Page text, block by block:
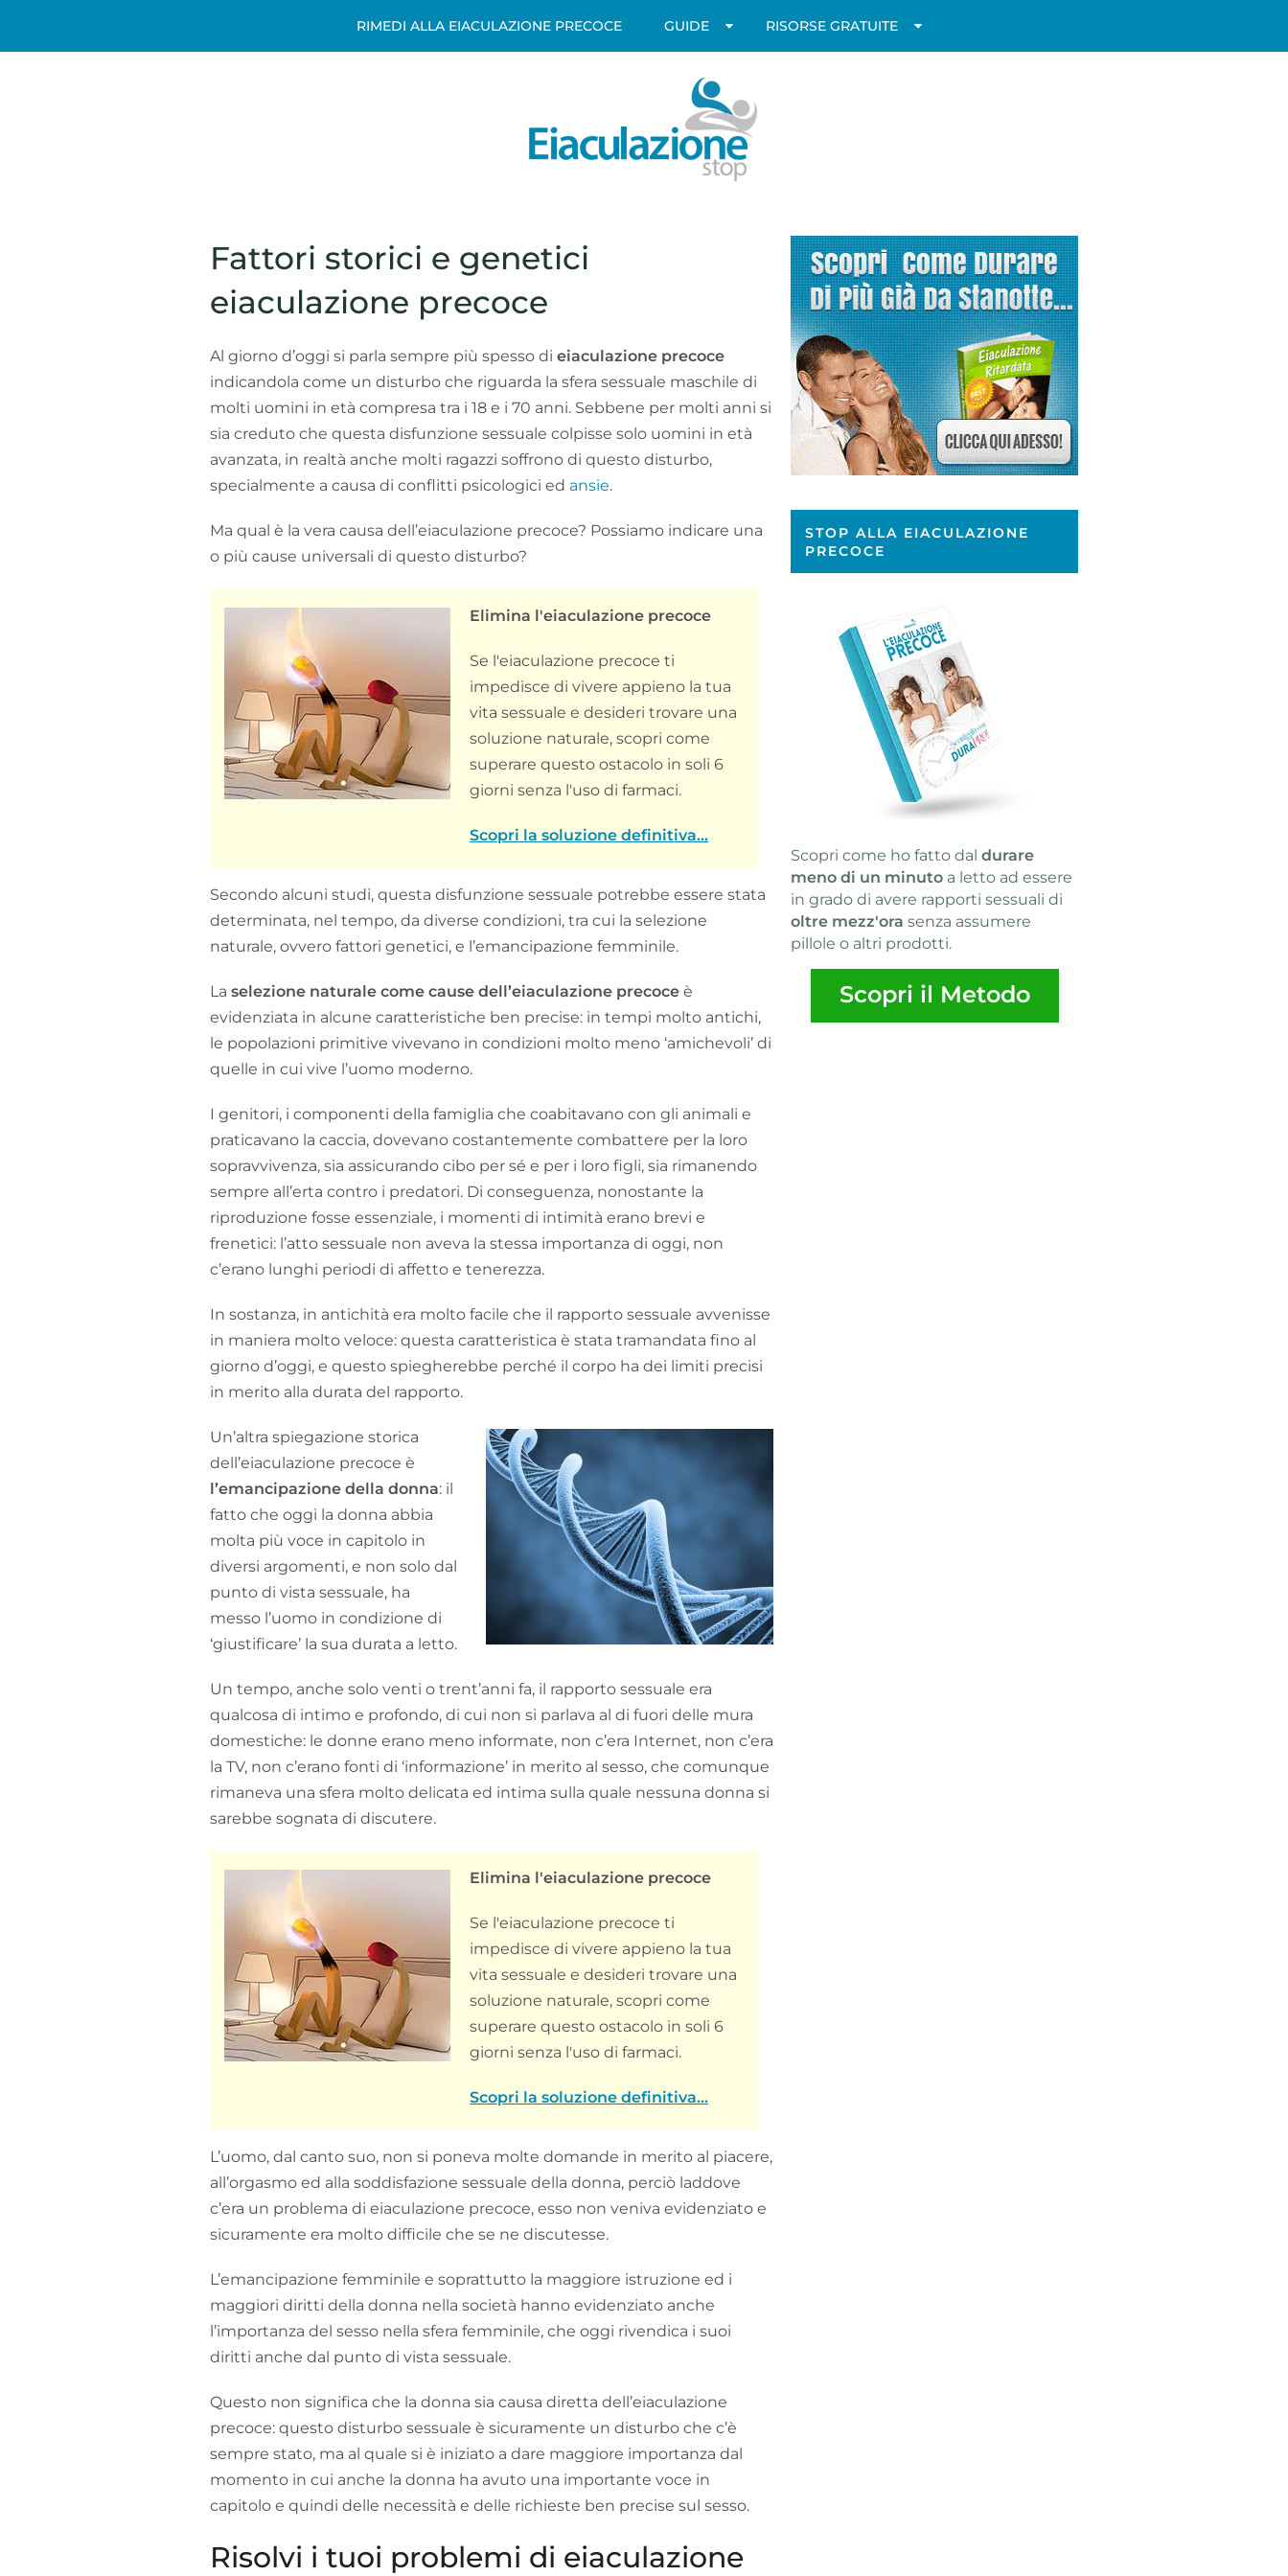
RIMEDI ALLA EIACULAZIONE PRECOCE GUIDE RISORSE GRATUITE
Fattori storici e genetici
eiaculazione precoce
Al giorno d’oggi si parla sempre più spesso di eiaculazione precoce
indicandola come un disturbo che riguarda la sfera sessuale maschile di
molti uomini in età compresa tra i 18 e i 70 anni. Sebbene per molti anni si
sia creduto che questa disfunzione sessuale colpisse solo uomini in età
avanzata, in realtà anche molti ragazzi soffrono di questo disturbo,
specialmente a causa di conflitti psicologici ed ansie.
Ma qual è la vera causa dell’eiaculazione precoce? Possiamo indicare una
o più cause universali di questo disturbo?
Elimina l'eiaculazione precoce
Se l'eiaculazione precoce ti
impedisce di vivere appieno la tua
vita sessuale e desideri trovare una
soluzione naturale, scopri come
superare questo ostacolo in soli 6
giorni senza l'uso di farmaci.
Scopri la soluzione definitiva...
Secondo alcuni studi, questa disfunzione sessuale potrebbe essere stata
determinata, nel tempo, da diverse condizioni, tra cui la selezione
naturale, ovvero fattori genetici, e l’emancipazione femminile.
La selezione naturale come cause dell’eiaculazione precoce è
evidenziata in alcune caratteristiche ben precise: in tempi molto antichi,
le popolazioni primitive vivevano in condizioni molto meno ‘amichevoli’ di
quelle in cui vive l’uomo moderno.
I genitori, i componenti della famiglia che coabitavano con gli animali e
praticavano la caccia, dovevano costantemente combattere per la loro
sopravvivenza, sia assicurando cibo per sé e per i loro figli, sia rimanendo
sempre all’erta contro i predatori. Di conseguenza, nonostante la
riproduzione fosse essenziale, i momenti di intimità erano brevi e
frenetici: l’atto sessuale non aveva la stessa importanza di oggi, non
c’erano lunghi periodi di affetto e tenerezza.
In sostanza, in antichità era molto facile che il rapporto sessuale avvenisse
in maniera molto veloce: questa caratteristica è stata tramandata fino al
giorno d’oggi, e questo spiegherebbe perché il corpo ha dei limiti precisi
in merito alla durata del rapporto.
Un’altra spiegazione storica
dell’eiaculazione precoce è
l’emancipazione della donna: il
fatto che oggi la donna abbia
molta più voce in capitolo in
diversi argomenti, e non solo dal
punto di vista sessuale, ha
messo l’uomo in condizione di
‘giustificare’ la sua durata a letto.
Un tempo, anche solo venti o trent’anni fa, il rapporto sessuale era
qualcosa di intimo e profondo, di cui non si parlava al di fuori delle mura
domestiche: le donne erano meno informate, non c’era Internet, non c’era
la TV, non c’erano fonti di ‘informazione’ in merito al sesso, che comunque
rimaneva una sfera molto delicata ed intima sulla quale nessuna donna si
sarebbe sognata di discutere.
Elimina l'eiaculazione precoce
Se l'eiaculazione precoce ti
impedisce di vivere appieno la tua
vita sessuale e desideri trovare una
soluzione naturale, scopri come
superare questo ostacolo in soli 6
giorni senza l'uso di farmaci.
Scopri la soluzione definitiva...
L’uomo, dal canto suo, non si poneva molte domande in merito al piacere,
all’orgasmo ed alla soddisfazione sessuale della donna, perciò laddove
c’era un problema di eiaculazione precoce, esso non veniva evidenziato e
sicuramente era molto difficile che se ne discutesse.
L’emancipazione femminile e soprattutto la maggiore istruzione ed i
maggiori diritti della donna nella società hanno evidenziato anche
l’importanza del sesso nella sfera femminile, che oggi rivendica i suoi
diritti anche dal punto di vista sessuale.
Questo non significa che la donna sia causa diretta dell’eiaculazione
precoce: questo disturbo sessuale è sicuramente un disturbo che c’è
sempre stato, ma al quale si è iniziato a dare maggiore importanza dal
momento in cui anche la donna ha avuto una importante voce in
capitolo e quindi delle necessità e delle richieste ben precise sul sesso.
Risolvi i tuoi problemi di eiaculazione
STOP ALLA EIACULAZIONE
PRECOCE
Scopri come ho fatto dal durare
meno di un minuto a letto ad essere
in grado di avere rapporti sessuali di
oltre mezz'ora senza assumere
pillole o altri prodotti.
Scopri il Metodo